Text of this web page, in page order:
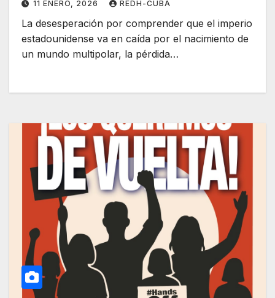
11 ENERO, 2026 REDH-CUBA
La desesperación por comprender que el imperio
estadounidense va en caída por el nacimiento de
un mundo multipolar, la pérdida…